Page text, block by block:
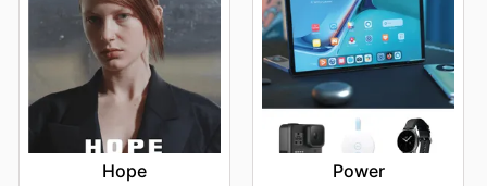
Hope Power